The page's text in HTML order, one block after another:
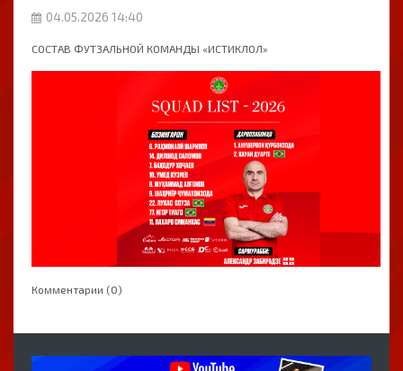
04.05.2026 14:40
СОСТАВ ФУТЗАЛЬНОЙ КОМАНДЫ «ИСТИКЛОЛ»
Комментарии (0)